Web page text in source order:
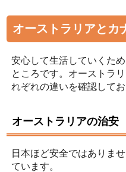
オーストラリアとカ
安心して生活していくた
ところです。オーストラ
れぞれの違いを確認してお
オーストラリアの治安
日本ほど安全ではありま
ています。